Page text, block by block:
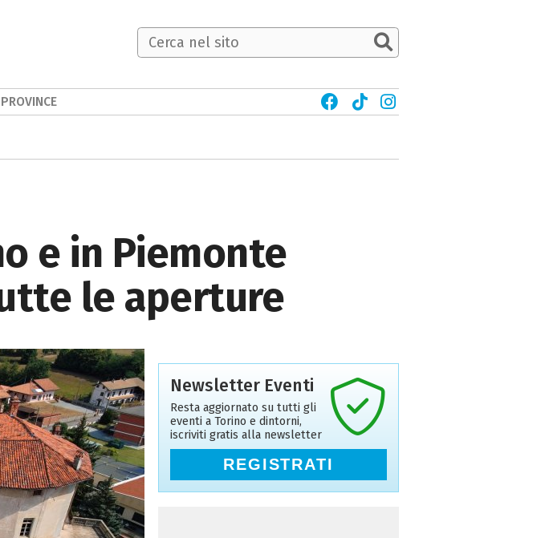
e in Piemonte
le aperture
Newsletter Eventi
Resta aggiornato su tutti gli
eventi a Torino e dintorni,
iscriviti gratis alla newsletter
REGISTRATI